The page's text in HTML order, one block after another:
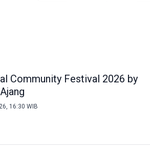
Community Festival 2026 by
16:30 WIB